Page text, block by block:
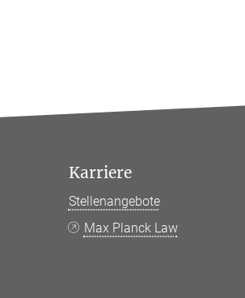
Karriere
Stellenangebote
Max Planck Law